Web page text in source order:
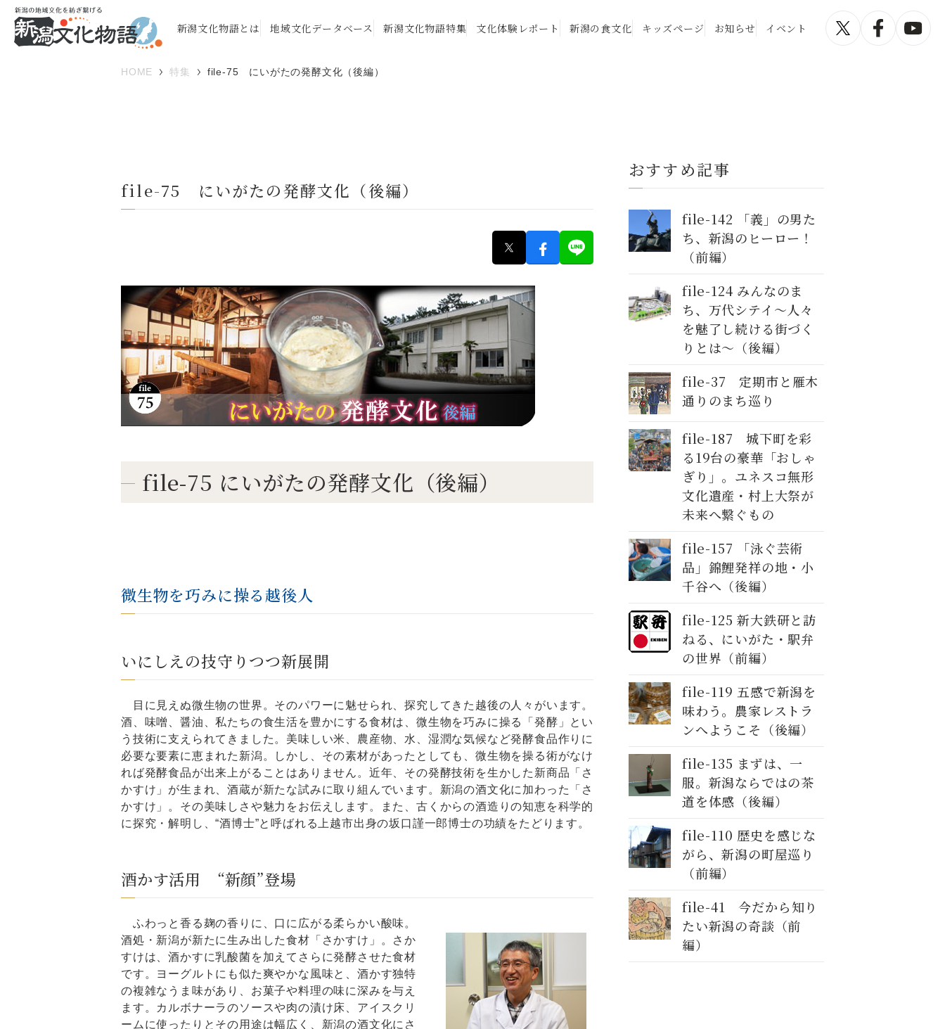
新潟文化物語とは 地域文化データベース 新潟文化物語特集 文化体験レポート 新潟の食文化 キッズページ お知らせ イベント
HOME 特集 file-75 にいがたの発酵文化（後編）
file-75 にいがたの発酵文化（後編）
file-75 にいがたの発酵文化（後編）
微生物を巧みに操る越後人
いにしえの技守りつつ新展開
目に見えぬ微生物の世界。そのパワーに魅せられ、探究してきた越後の人々がいます。
酒、味噌、醤油、私たちの食生活を豊かにする食材は、微生物を巧みに操る「発酵」とい
う技術に支えられてきました。美味しい米、農産物、水、湿潤な気候など発酵食品作りに
必要な要素に恵まれた新潟。しかし、その素材があったとしても、微生物を操る術がなけ
れば発酵食品が出来上がることはありません。近年、その発酵技術を生かした新商品「さ
かすけ」が生まれ、酒蔵が新たな試みに取り組んでいます。新潟の酒文化に加わった「さ
かすけ」。その美味しさや魅力をお伝えします。また、古くからの酒造りの知恵を科学的
に探究・解明し、“酒博士”と呼ばれる上越市出身の坂口謹一郎博士の功績をたどります。
酒かす活用 “新顔”登場
ふわっと香る麹の香りに、口に広がる柔らかい酸味。
酒処・新潟が新たに生み出した食材「さかすけ」。さか
すけは、酒かすに乳酸菌を加えてさらに発酵させた食材
です。ヨーグルトにも似た爽やかな風味と、酒かす独特
の複雑なうま味があり、お菓子や料理の味に深みを与え
ます。カルボナーラのソースや肉の漬け床、アイスクリ
ームに使ったりとその用途は幅広く、新潟の酒文化にさ
おすすめ記事
file-142 「義」の男た
ち、新潟のヒーロー！
（前編）
file-124 みんなのま
ち、万代シテイ～人々
を魅了し続ける街づく
りとは～（後編）
file-37 定期市と雁木
通りのまち巡り
file-187 城下町を彩
る19台の豪華「おしゃ
ぎり」。ユネスコ無形
文化遺産・村上大祭が
未来へ繋ぐもの
file-157 「泳ぐ芸術
品」錦鯉発祥の地・小
千谷へ（後編）
file-125 新大鉄研と訪
ねる、にいがた・駅弁
の世界（前編）
file-119 五感で新潟を
味わう。農家レストラ
ンへようこそ（後編）
file-135 まずは、一
服。新潟ならではの茶
道を体感（後編）
file-110 歴史を感じな
がら、新潟の町屋巡り
（前編）
file-41 今だから知り
たい新潟の奇談（前
編）